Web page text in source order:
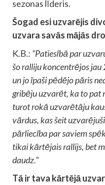
sezonas līderis.
Šogad esi uzvarējis
uzvara savās mājās
K.B.: “Patiesībā par
šo ralliju koncentrējos jau
un jo īpaši pēdējo pāris
gribēju uzvarēt, ka to pat
turot rokā uzvarētāju
vārdus, kas šeit
pārliecība par saviem
tikai kārtējais rallijs, bet
daudz.”
Tā ir tava kārtējā